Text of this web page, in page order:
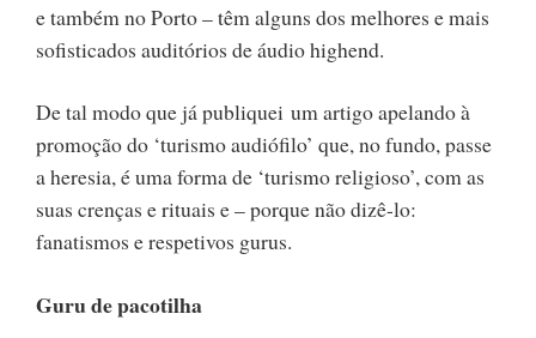
e também no Porto – têm alguns dos melhores e mais
sofisticados auditórios de áudio highend.
De tal modo que já publiquei um artigo apelando à
promoção do ‘turismo audiófilo’ que, no fundo, passe
a heresia, é uma forma de ‘turismo religioso’, com as
suas crenças e rituais e – porque não dizê-lo:
fanatismos e respetivos gurus.
Guru de pacotilha